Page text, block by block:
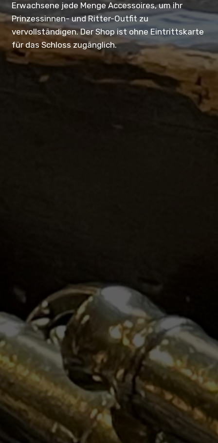
Erwachsene jede Menge Accessoires, um ihr
Prinzessinnen- und Ritter-Outfit zu
vervollständigen. Der Shop ist ohne Eintrittskarte
für das Schloss zugänglich.